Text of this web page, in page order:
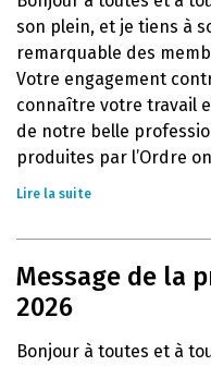
son plein, et je tiens à
remarquable des
Votre engagement
connaître votre travail
de notre belle
produites par l’Ordre
Lire la suite
Message de la
2026
Bonjour à toutes et à